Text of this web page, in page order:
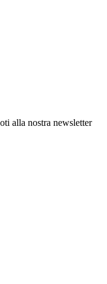
alla nostra newsletter